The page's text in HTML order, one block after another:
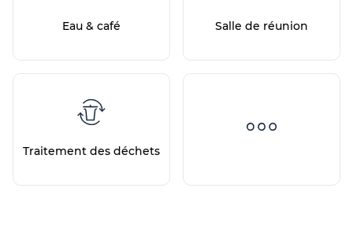
Eau & café Salle de réunion
Traitement des déchets